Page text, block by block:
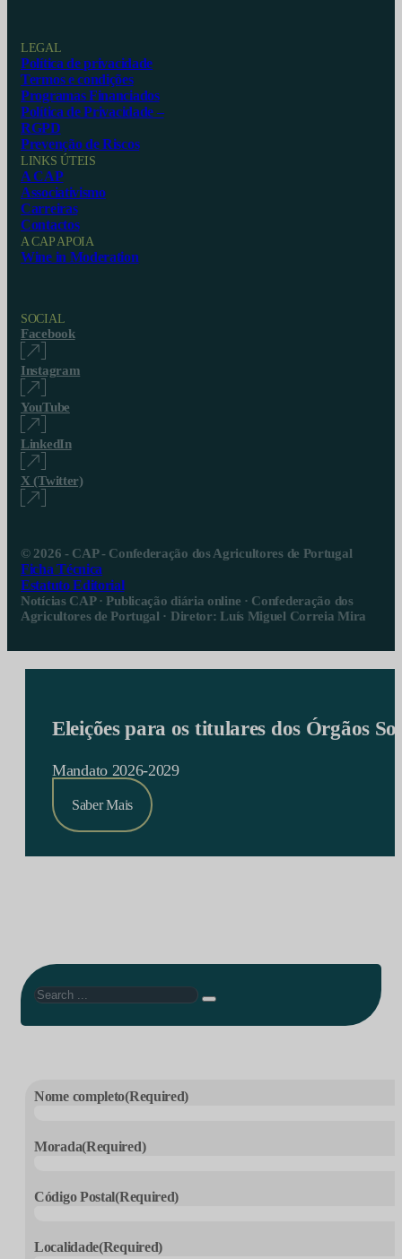
LEGAL
Política de privacidade
Termos e condições
Programas Financiados
Política de Privacidade –
RGPD
Prevenção de Riscos
LINKS ÚTEIS
A CAP
Associativismo
Carreiras
Contactos
A CAP APOIA
Wine in Moderation
SOCIAL
Facebook
Instagram
YouTube
LinkedIn
X (Twitter)
© 2026 - CAP - Confederação dos Agricultores de Portugal
Ficha Técnica
Estatuto Editorial
Notícias CAP · Publicação diária online · Confederação dos
Agricultores de Portugal · Diretor: Luís Miguel Correia Mira
Eleições para os titulares dos Órgãos
Mandato 2026-2029
Saber Mais
Search
Nome completo(Required)
Morada(Required)
Código Postal(Required)
Localidade(Required)